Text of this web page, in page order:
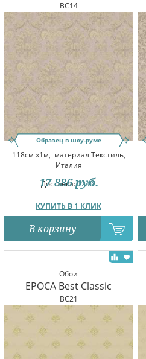
BC14
Образец в шоу-руме
118см x1м, материал Текстиль,
Италия
Доставка:12.08
КУПИТЬ В 1 КЛИК
17 886 руб.
В корзину
Обои
EPOCA Best Classic
BC21